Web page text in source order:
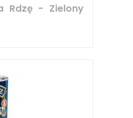
Rdzę - Zielony